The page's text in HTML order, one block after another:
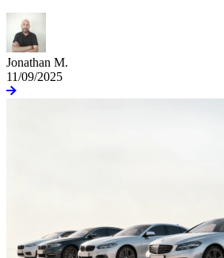
Jonathan M.
11/09/2025